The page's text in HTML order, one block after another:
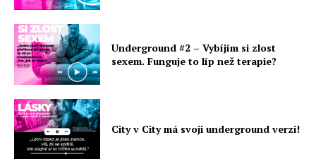
Underground #2 – Vybíjím si zlost
sexem. Funguje to líp než terapie?
City v City má svoji underground verzi!